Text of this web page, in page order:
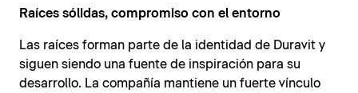
Raíces sólidas, compromiso con el entorno
Las raíces forman parte de la identidad de Duravit y
siguen siendo una fuente de inspiración para su
desarrollo. La compañía mantiene un fuerte vínculo